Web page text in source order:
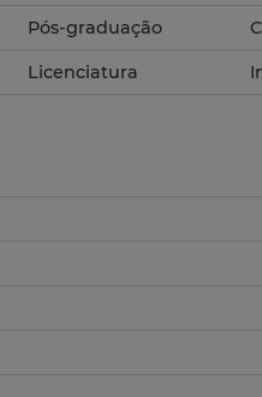
Pós-graduação
Licenciatura